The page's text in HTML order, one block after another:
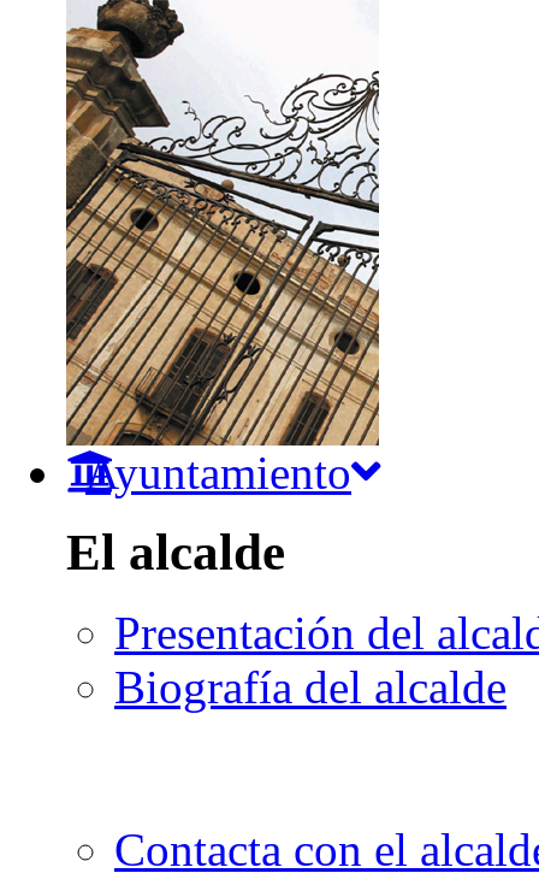
Ayuntamiento
El alcalde
Presentación del
Biografía del alcalde
Contacta con el